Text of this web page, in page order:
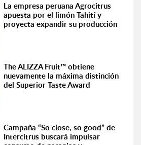
La empresa peruana Agrocitrus
apuesta por el limón Tahití y
proyecta expandir su producción
The ALIZZA Fruit™ obtiene
nuevamente la máxima distinción
del Superior Taste Award
Campaña “So close, so good” de
Intercitrus buscará impulsar